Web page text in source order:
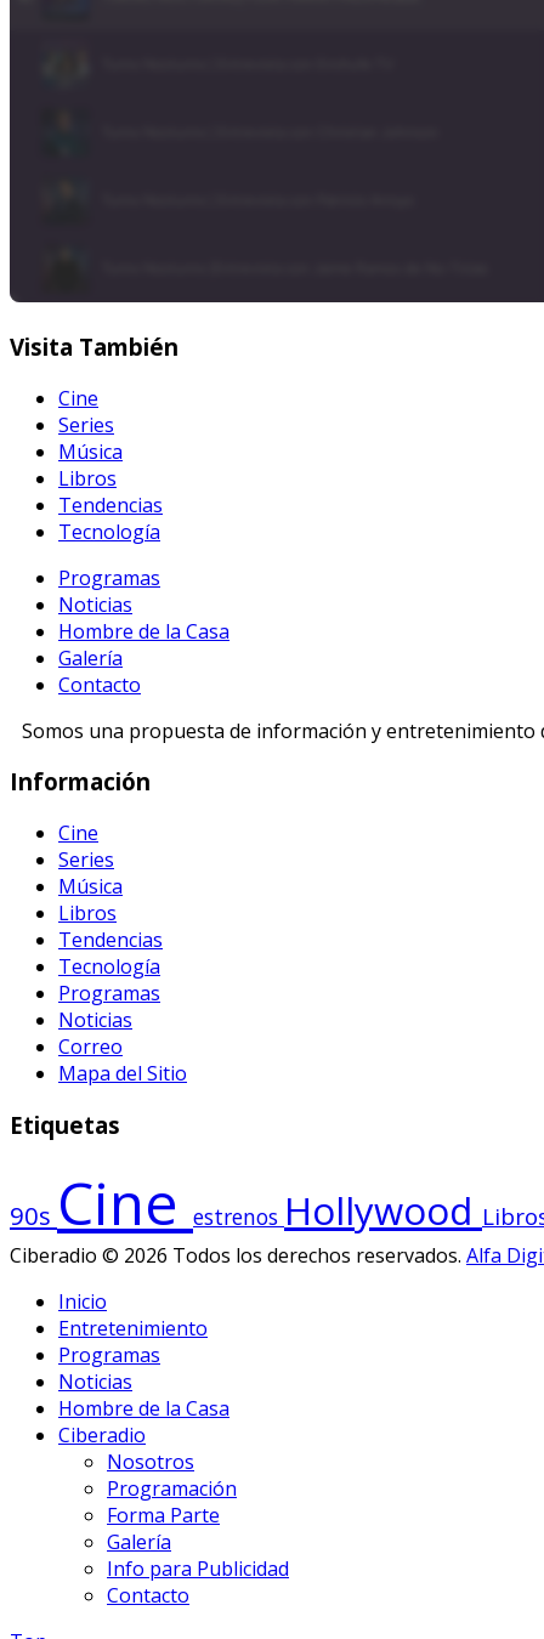
Visita También
Cine
Series
Música
Libros
Tendencias
Tecnología
Programas
Noticias
Hombre de la Casa
Galería
Contacto
Somos una propuesta de información y
Información
Cine
Series
Música
Libros
Tendencias
Tecnología
Programas
Noticias
Correo
Mapa del Sitio
Etiquetas
90s Cine estrenos Hollywood
Ciberadio © 2026 Todos los derechos reservados. Alfa
Inicio
Entretenimiento
Programas
Noticias
Hombre de la Casa
Ciberadio
Nosotros
Programación
Forma Parte
Galería
Info para Publicidad
Contacto